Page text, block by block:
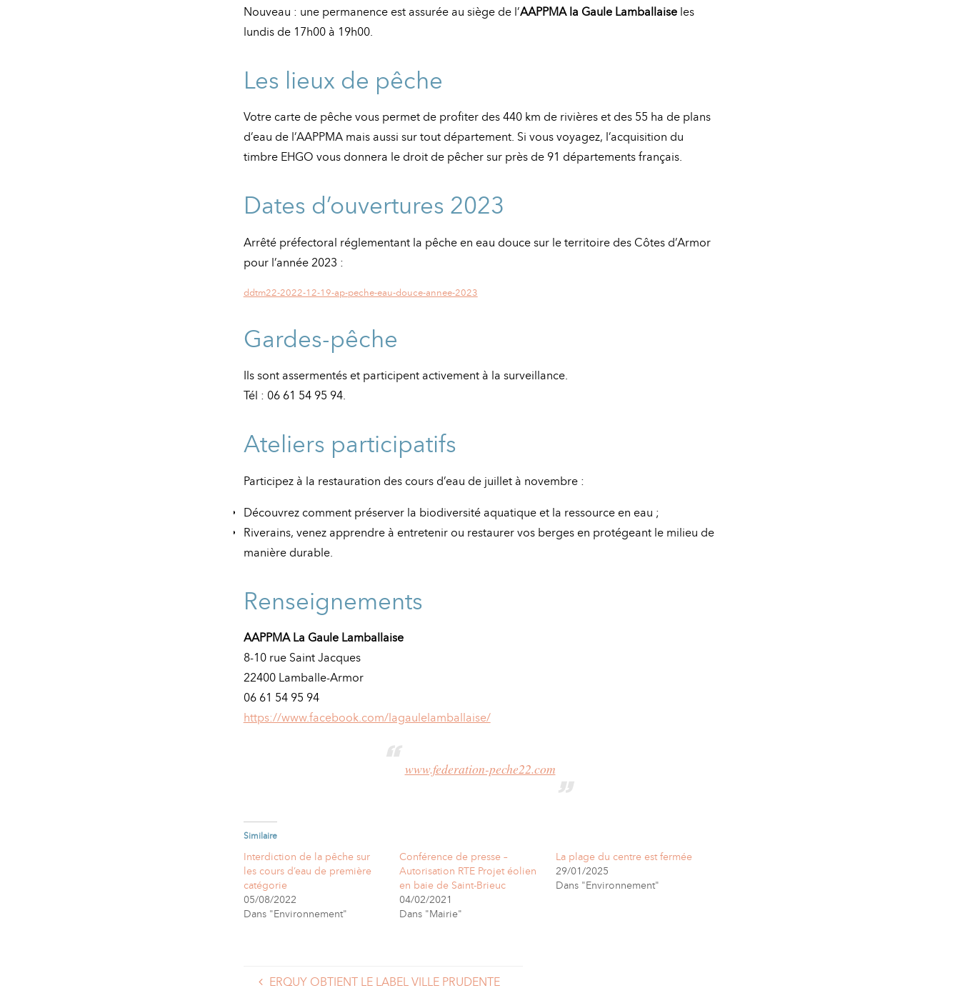
Nouveau : une permanence est assurée au siège de l’AAPPMA la Gaule Lamballaiseles
lundis de 17h00 à 19h00.
Les lieux de pêche
Votre carte de pêche vous permet de profiter des 440 km de rivières et des 55 ha de plans
d’eau de l’AAPPMA mais aussi sur tout département. Si vous voyagez, l’acquisition du
timbre EHGO vous donnera le droit de pêcher sur près de 91 départements français.
Dates d’ouvertures 2023
Arrêté préfectoral réglementant la pêche en eau douce sur le territoire des Côtes d’Armor
pour l’année 2023 :
ddtm22-2022-12-19-ap-peche-eau-douce-annee-2023
Gardes-pêche
Ils sont assermentés et participent activement à la surveillance.
Tél : 06 61 54 95 94.
Ateliers participatifs
Participez à la restauration des cours d’eau de juillet à novembre :
Découvrez comment préserver la biodiversité aquatique et la ressource en eau ;
Riverains, venez apprendre à entretenir ou restaurer vos berges en protégeant le milieu de
manière durable.
Renseignements
AAPPMA La Gaule Lamballaise
8-10 rue Saint Jacques
22400 Lamballe-Armor
06 61 54 95 94
https://www.facebook.com/lagaulelamballaise/
www.federation-peche22.com
Similaire
Interdiction de la pêche sur
les cours d’eau de première
catégorie
05/08/2022
Dans "Environnement"
Conférence de presse –
Autorisation RTE Projet éolien
en baie de Saint-Brieuc
04/02/2021
Dans "Mairie"
La plage du centre est fermée
29/01/2025
Dans "Environnement"
ERQUY OBTIENT LE LABEL VILLE PRUDENTE